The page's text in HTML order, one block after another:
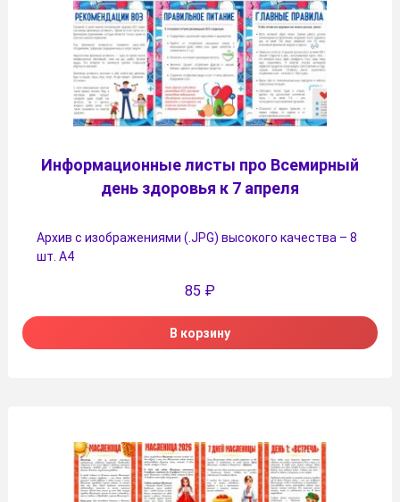
Информационные листы про Всемирный
день здоровья к 7 апреля
Архив с изображениями (.JPG) высокого качества – 8
шт. А4
85 ₽
В корзину